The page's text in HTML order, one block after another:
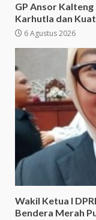
GP Ansor
Karhutla dan
6 Agustus 2026
Wakil Ketua I
Bendera Merah